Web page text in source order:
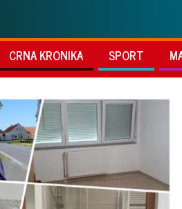
CRNA KRONIKA SPORT